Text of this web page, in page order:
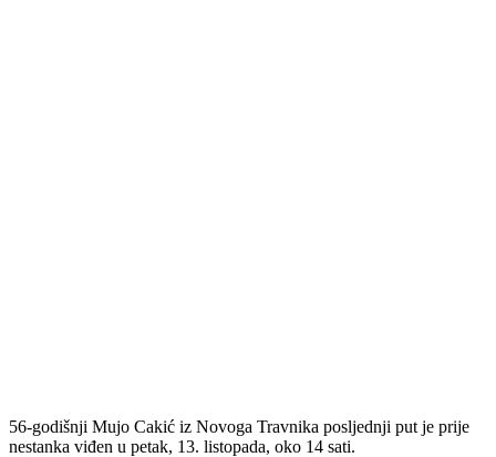
56-godišnji Mujo Cakić iz Novoga Travnika posljednji put je prije
nestanka viđen u petak, 13. listopada, oko 14 sati.